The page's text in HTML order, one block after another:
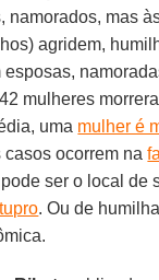
namorados, mas
agridem,
esposas,
mulheres
uma mulher é
casos ocorrem na
ser o local de
. Ou de